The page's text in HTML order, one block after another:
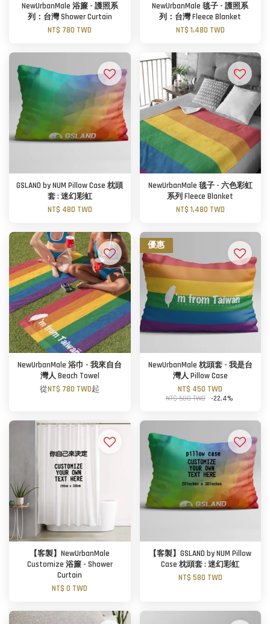
NewUrbanMale 浴簾 - 護照系
列：台灣 Shower Curtain
NT$ 780 TWD
NewUrbanMale 毯子 - 護照系
列：台灣 Fleece Blanket
NT$ 1,480 TWD
GSLAND by NUM Pillow Case 枕頭
套 : 迷幻彩虹
NT$ 480 TWD
NewUrbanMale 毯子 - 六色彩虹
系列 Fleece Blanket
NT$ 1,480 TWD
NewUrbanMale 浴巾 - 我來自台
灣人 Beach Towel
從NT$ 780 TWD起
優惠
NewUrbanMale 枕頭套 - 我是台
灣人 Pillow Case
NT$ 450 TWD
NT$ 580 TWD -22.4%
【客製】NewUrbanMale
Customize 浴簾 - Shower
Curtain
NT$ 0 TWD
【客製】GSLAND by NUM Pillow
Case 枕頭套 : 迷幻彩虹
NT$ 580 TWD